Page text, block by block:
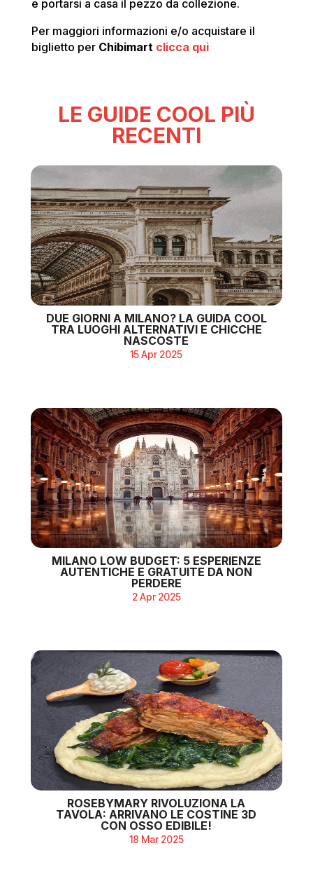
e portarsi a casa il pezzo da collezione.
Per maggiori informazioni e/o acquistare il
biglietto per Chibimart clicca qui
LE GUIDE COOL PIÙ
RECENTI
DUE GIORNI A MILANO? LA GUIDA COOL
TRA LUOGHI ALTERNATIVI E CHICCHE
NASCOSTE
15 Apr 2025
MILANO LOW BUDGET: 5 ESPERIENZE
AUTENTICHE E GRATUITE DA NON
PERDERE
2 Apr 2025
ROSEBYMARY RIVOLUZIONA LA
TAVOLA: ARRIVANO LE COSTINE 3D
CON OSSO EDIBILE!
18 Mar 2025